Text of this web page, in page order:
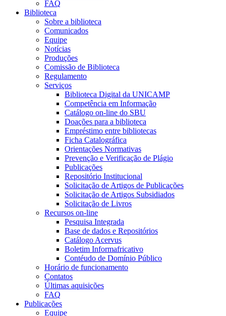
FAQ
Biblioteca
Sobre a biblioteca
Comunicados
Equipe
Notícias
Produções
Comissão de Biblioteca
Regulamento
Serviços
Biblioteca Digital da UNICAMP
Competência em Informação
Catálogo on-line do SBU
Doações para a biblioteca
Empréstimo entre bibliotecas
Ficha Catalográfica
Orientações Normativas
Prevenção e Verificação de Plágio
Publicações
Repositório Institucional
Solicitação de Artigos de Publicações
Solicitação de Artigos Subsidiados
Solicitação de Livros
Recursos on-line
Pesquisa Integrada
Base de dados e Repositórios
Catálogo Acervus
Boletim Informafricativo
Contéudo de Domínio Público
Horário de funcionamento
Contatos
Últimas aquisições
FAQ
Publicações
Equipe